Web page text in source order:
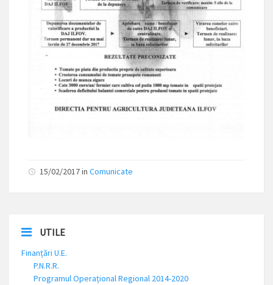
15/02/2017in Comunicate
UTILE
Finanțări U.E.
P.N.R.R.
Programul Operațional Regional 2014-2020